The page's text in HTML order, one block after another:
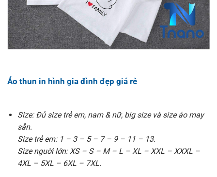
Áo thun in hình gia đình đẹp giá rẻ
Size: Đủ size trẻ em, nam & nữ, big size và size áo may
sẵn.
Size trẻ em: 1 – 3 – 5 – 7 – 9 – 11 – 13.
Size nguời lớn: XS – S – M – L – XL – XXL – XXXL –
4XL – 5XL – 6XL – 7XL.